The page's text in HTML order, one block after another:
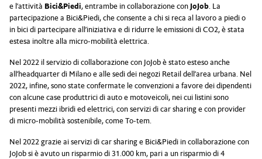
e l’attività Bici&Piedi, entrambe in collaborazione con JoJob. La
partecipazione a Bici&Piedi, che consente a chi si reca al lavoro a piedi o
in bici di partecipare all’iniziativa e di ridurre le emissioni di CO2, è stata
estesa inoltre alla micro-mobilità elettrica.
Nel 2022 il servizio di collaborazione con JoJob è stato esteso anche
all’headquarter di Milano e alle sedi dei negozi Retail dell’area urbana. Nel
2022, infine, sono state confermate le convenzioni a favore dei dipendenti
con alcune case produttrici di auto e motoveicoli, nei cui listini sono
presenti mezzi ibridi ed elettrici, con servizi di car sharing e con provider
di micro-mobilità sostenibile, come To-tem.
Nel 2022 grazie ai servizi di car sharing e Bici&Piedi in collaborazione con
JoJob si è avuto un risparmio di 31.000 km, pari a un risparmio di 4